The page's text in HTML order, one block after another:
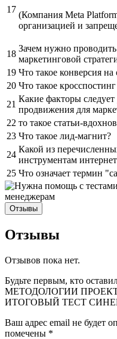
17
(Компания Meta
организацией и
18
Зачем нужно проводить
маркетинговой
19 Что такое конверсия на
20 Что такое
21
Какие факторы
продвижения для
22 то такое статьи-
23 Что такое лид-магнит?
24
Какой из
инструментам
25 Что означает термин
Отзывы
Отзывы
Отзывов пока нет.
Будьте первым, кто
МЕТОДОЛОГИИ
ИТОГОВЫЙ ТЕСТ
Ваш адрес email не будет
помечены *